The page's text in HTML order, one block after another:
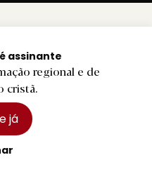
assinante
regional e de
cristã.
já